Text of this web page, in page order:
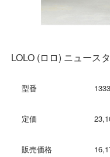
LOLO (ロロ) ニュース
型番
定価
販売価格